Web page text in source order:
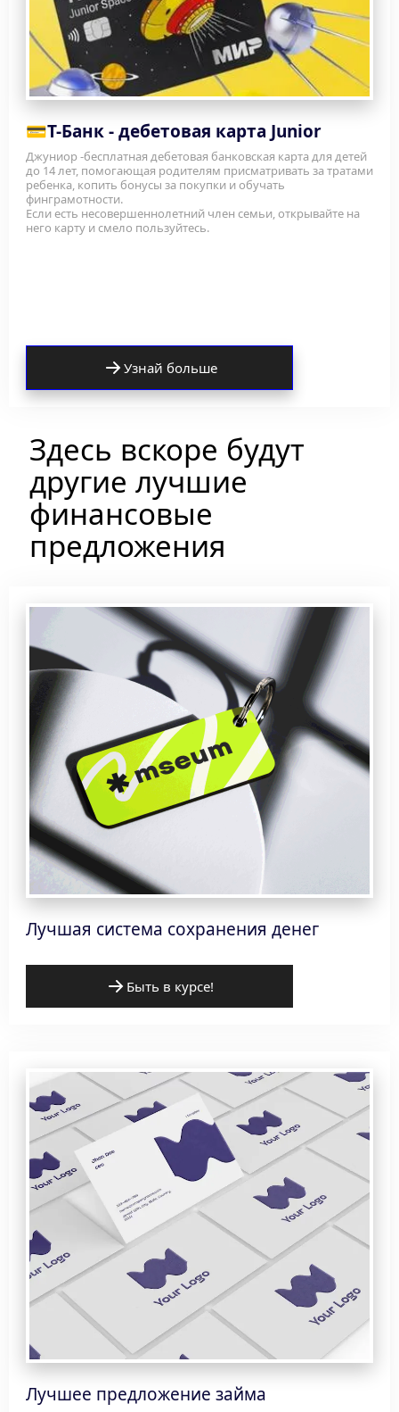
💳Т-Банк - дебетовая карта Junior
Джуниор -бесплатная дебетовая банковская карта для детей
до 14 лет, помогающая родителям присматривать за тратами
ребенка, копить бонусы за покупки и обучать
финграмотности.
Если есть несовершеннолетний член семьи, открывайте на
него карту и смело пользуйтесь.
Узнай больше
Здесь вскоре будут
другие лучшие
финансовые
предложения
Лучшая система сохранения денег
Быть в курсе!
Лучшее предложение займа